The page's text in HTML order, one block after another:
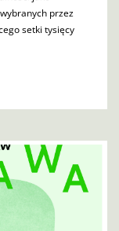
przez
setki tysięcy